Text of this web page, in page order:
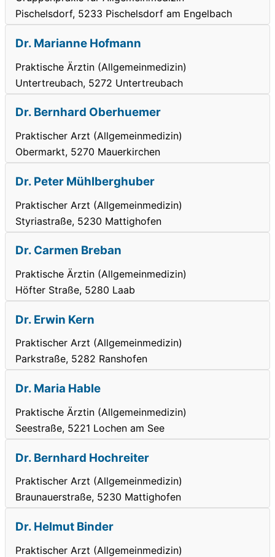
Pischelsdorf, 5233 Pischelsdorf am Engelbach
Dr. Marianne Hofmann
Praktische Ärztin (Allgemeinmedizin)
Untertreubach, 5272 Untertreubach
Dr. Bernhard Oberhuemer
Praktischer Arzt (Allgemeinmedizin)
Obermarkt, 5270 Mauerkirchen
Dr. Peter Mühlberghuber
Praktischer Arzt (Allgemeinmedizin)
Styriastraße, 5230 Mattighofen
Dr. Carmen Breban
Praktische Ärztin (Allgemeinmedizin)
Höfter Straße, 5280 Laab
Dr. Erwin Kern
Praktischer Arzt (Allgemeinmedizin)
Parkstraße, 5282 Ranshofen
Dr. Maria Hable
Praktische Ärztin (Allgemeinmedizin)
Seestraße, 5221 Lochen am See
Dr. Bernhard Hochreiter
Praktischer Arzt (Allgemeinmedizin)
Braunauerstraße, 5230 Mattighofen
Dr. Helmut Binder
Praktischer Arzt (Allgemeinmedizin)